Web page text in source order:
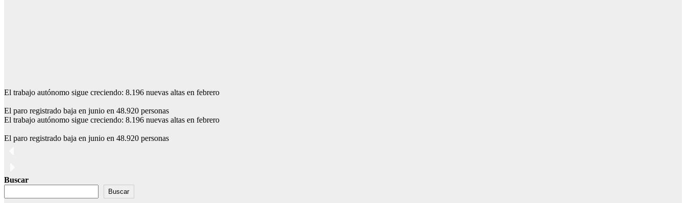
El trabajo autónomo sigue creciendo: 8.196 nuevas altas en febrero
El paro registrado baja en junio en 48.920 personas
El trabajo autónomo sigue creciendo: 8.196 nuevas altas en febrero
El paro registrado baja en junio en 48.920 personas
Buscar
Buscar